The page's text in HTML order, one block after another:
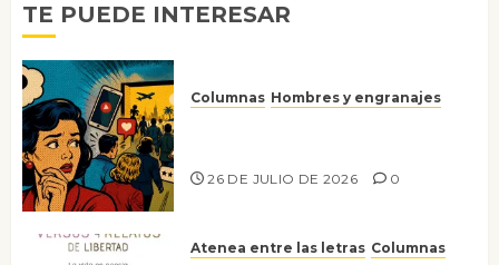
TE PUEDE INTERESAR
Columnas Hombres y engranajes
26 DE JULIO DE 2026 0
Atenea entre las letras Columnas